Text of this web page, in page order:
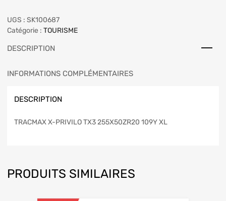
UGS : SK100687
Catégorie : TOURISME
DESCRIPTION
INFORMATIONS COMPLÉMENTAIRES
DESCRIPTION
TRACMAX X-PRIVILO TX3 255X50ZR20 109Y XL
PRODUITS SIMILAIRES